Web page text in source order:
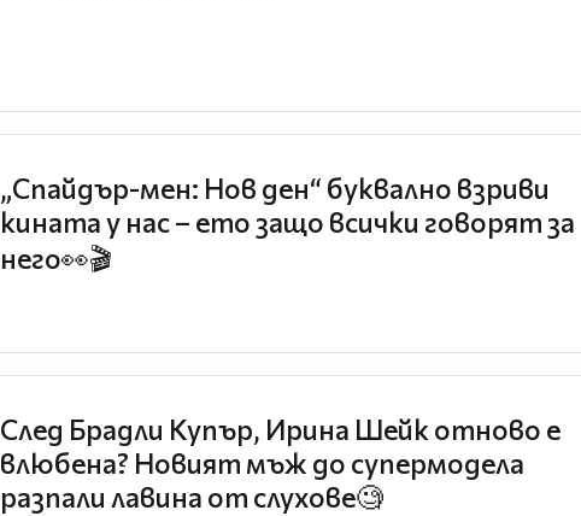
„Спайдър-мен: Нов ден“ буквално взриви
кината у нас – ето защо всички говорят за
него👀🎬
След Брадли Купър, Ирина Шейк отново е
влюбена? Новият мъж до супермодела
разпали лавина от слухове🧐